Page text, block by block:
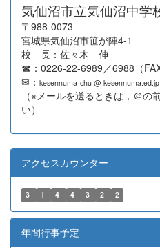
気仙沼市立気仙沼中学
〒988-0073
宮城県気仙沼市笹が陣4-1
校 長：佐々木 伸
☎：0226-22-6989／6988（FAX
✉： kesennuma-chu @ kesennuma.ed.jp
（※メールを送るときは，＠の
い）
アクセスカウンター
3 1 4 4 3 2 2
年間行事予定